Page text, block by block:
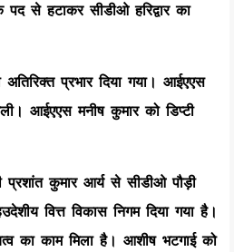
से हटाकर सीडीओ हरिद्वार का
प्रभार दिया गया। आईएएस
आईएएस मनीष कुमार को डिप्टी
प्रशांत कुमार आर्य से सीडीओ पौड़ी
वित्त विकास निगम दिया गया है।
का काम मिला है। आशीष भटगाई को